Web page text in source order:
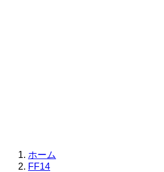
ホーム
FF14